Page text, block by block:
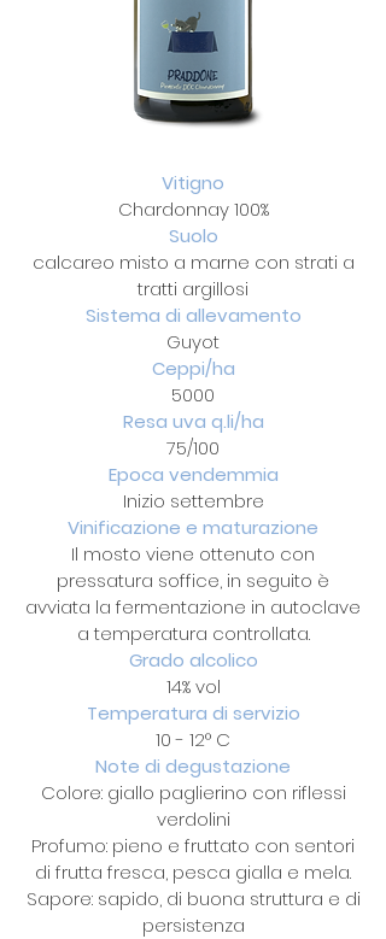
Vitigno
Chardonnay 100%
Suolo
calcareo misto a marne con strati a
tratti argillosi
Sistema di allevamento
Guyot
Ceppi/ha
5000
Resa uva q.li/ha
75/100
Epoca vendemmia
Inizio settembre
Vinificazione e maturazione
Il mosto viene ottenuto con
pressatura soffice, in seguito è
avviata la fermentazione in autoclave
a temperatura controllata.
Grado alcolico
14% vol
Temperatura di servizio
10 - 12° C
Note di degustazione
Colore: giallo paglierino con riflessi
verdolini
Profumo: pieno e fruttato con sentori
di frutta fresca, pesca gialla e mela.
Sapore: sapido, di buona struttura e di
persistenza